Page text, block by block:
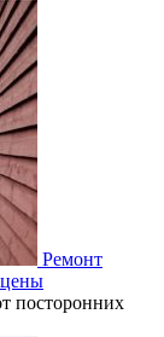
Ремонт
посторонних